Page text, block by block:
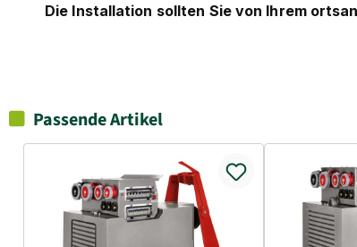
Die Installation sollten Sie von Ihrem
Passende Artikel